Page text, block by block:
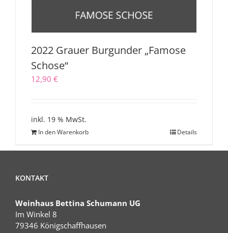
2022 Grauer Burgunder „Famose
Schose“
12,90 €
inkl. 19 % MwSt.
In den Warenkorb Details
KONTAKT
Weinhaus Bettina Schumann UG
Im Winkel 8
79346 Königschaffhausen